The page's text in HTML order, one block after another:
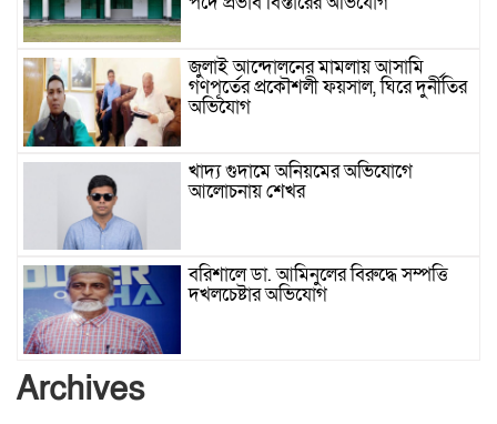
জুলাই আন্দোলনের মামলায় আসামি
গণপূর্তের প্রকৌশলী ফয়সাল, ঘিরে দুর্নীতির
অভিযোগ
খাদ্য গুদামে অনিয়মের অভিযোগে
আলোচনায় শেখর
বরিশালে ডা. আমিনুলের বিরুদ্ধে সম্পত্তি
দখলচেষ্টার অভিযোগ
Archives